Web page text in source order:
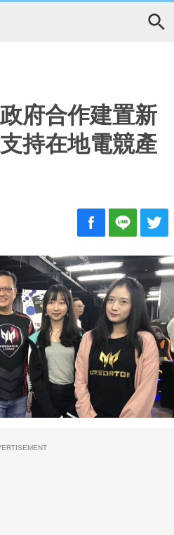
府合作建置新
持在地電競產